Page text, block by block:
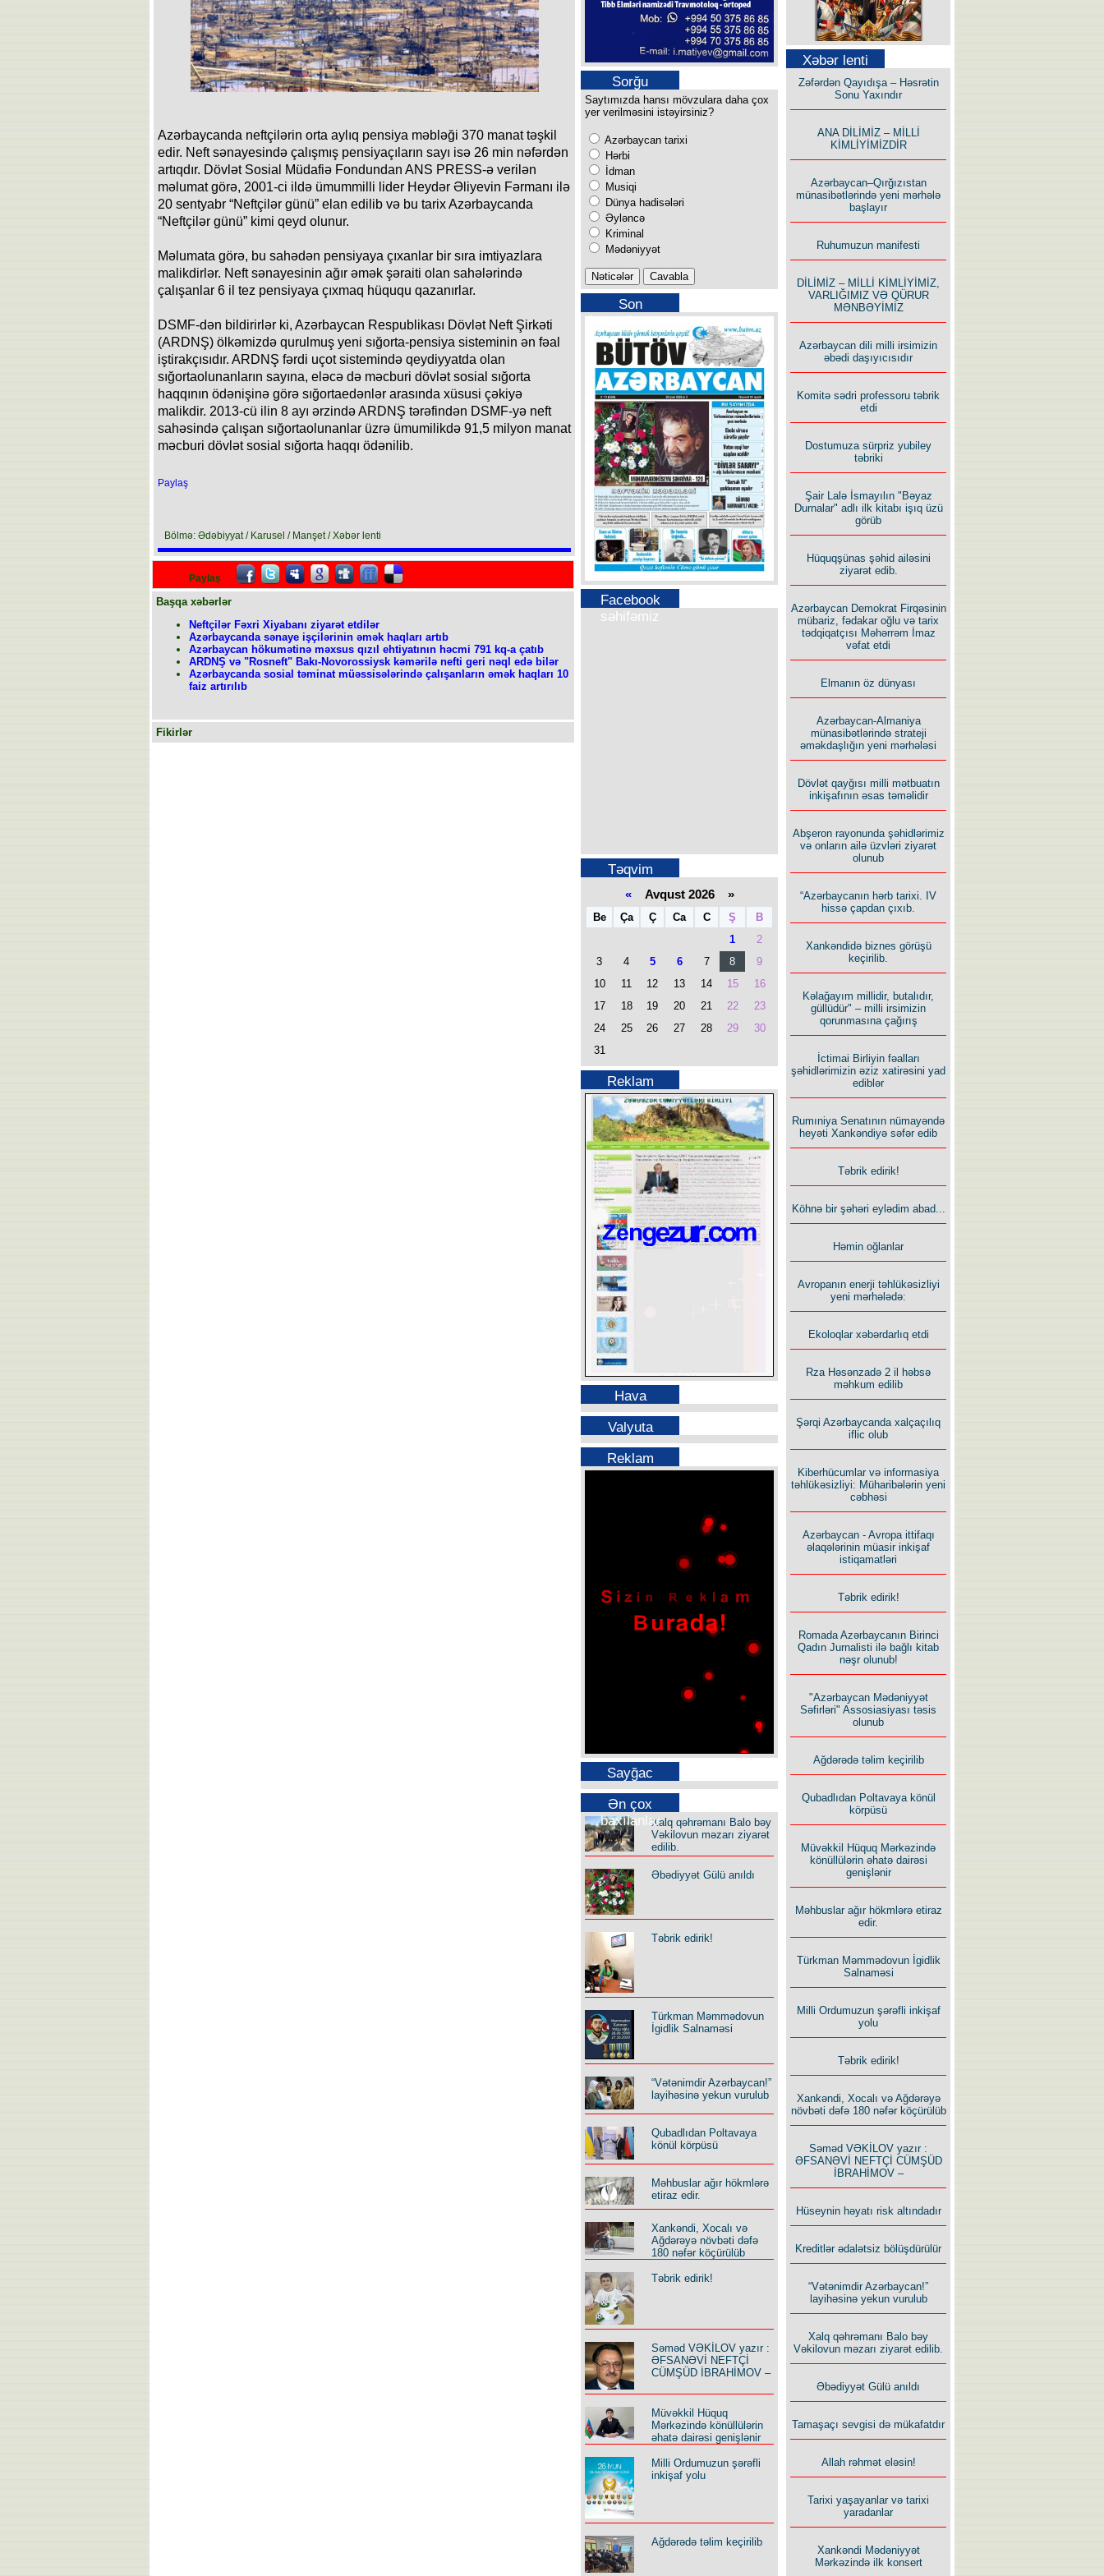
Azərbaycanda neftçilərin orta aylıq pensiya məbləği 370 manat təşkil
edir. Neft sənayesində çalışmış pensiyaçıların sayı isə 26 min nəfərdən
artıqdır. Dövlət Sosial Müdafiə Fondundan ANS PRESS-ə verilən
məlumat görə, 2001-ci ildə ümummilli lider Heydər Əliyevin Fərmanı ilə
20 sentyabr “Neftçilər günü” elan edilib və bu tarix Azərbaycanda
“Neftçilər günü” kimi qeyd olunur.
Məlumata görə, bu sahədən pensiyaya çıxanlar bir sıra imtiyazlara
malikdirlər. Neft sənayesinin ağır əmək şəraiti olan sahələrində
çalışanlar 6 il tez pensiyaya çıxmaq hüququ qazanırlar.
DSMF-dən bildirirlər ki, Azərbaycan Respublikası Dövlət Neft Şirkəti
(ARDNŞ) ölkəmizdə qurulmuş yeni sığorta-pensiya sisteminin ən fəal
iştirakçısıdır. ARDNŞ fərdi uçot sistemində qeydiyyatda olan
sığortaolunanların sayına, eləcə də məcburi dövlət sosial sığorta
haqqının ödənişinə görə sığortaedənlər arasında xüsusi çəkiyə
malikdir. 2013-cü ilin 8 ayı ərzində ARDNŞ tərəfindən DSMF-yə neft
sahəsində çalışan sığortaolunanlar üzrə ümumilikdə 91,5 milyon manat
məcburi dövlət sosial sığorta haqqı ödənilib.
Paylaş
Bölmə: Ədəbiyyat / Karusel / Manşet / Xəbər lenti
Paylaş
Başqa xəbərlər
Neftçilər Fəxri Xiyabanı ziyarət etdilər
Azərbaycanda sənaye işçilərinin əmək haqları artıb
Azərbaycan hökumətinə məxsus qızıl ehtiyatının həcmi 791 kq-a çatıb
ARDNŞ və "Rosneft" Bakı-Novorossiysk kəmərilə nefti geri nəql edə bilər
Azərbaycanda sosial təminat müəssisələrində çalışanların əmək haqları 10
faiz artırılıb
Fikirlər
Sorğu
Saytımızda hansı mövzulara daha çox
yer verilməsini istəyirsiniz?
Azərbaycan tarixi
Hərbi
İdman
Musiqi
Dünya hadisələri
Əyləncə
Kriminal
Mədəniyyət
Son
buraxılışımız
Facebook
səhifəmiz
Təqvim
«Avqust 2026 »
Be Ça Ç Ca C Ş
B
1
2
3
4 5 6 7 8
9
10
11 12 13 14 15
16
17
18 19 20 21 22
23
24
25 26 27 28 29
30
31
Reklam
Hava
Valyuta
Reklam
Sayğac
Ən çox
baxılanlarXalq qəhrəmanı Balo bəy
Vəkilovun məzarı ziyarət
edilib.
Əbədiyyət Gülü anıldı
Təbrik edirik!
Türkman Məmmədovun
İgidlik Salnaməsi
“Vətənimdir Azərbaycan!”
layihəsinə yekun vurulub
Qubadlıdan Poltavaya
könül körpüsü
Məhbuslar ağır hökmlərə
etiraz edir.
Xankəndi, Xocalı və
Ağdərəyə növbəti dəfə
180 nəfər köçürülüb
Təbrik edirik!
Səməd VƏKİLOV yazır :
ƏFSANƏVİ NEFTÇİ
CÜMŞÜD İBRAHİMOV –
Müvəkkil Hüquq
Mərkəzində könüllülərin
əhatə dairəsi genişlənir
Milli Ordumuzun şərəfli
inkişaf yolu
Ağdərədə təlim keçirilib
Səfər Alışarlı yazır
Uzun yolun Yolçusu
Rusiyanın süqutunu qaçılmaz
edən beş şərt
Xəbər lenti
Zəfərdən Qayıdışa – Həsrətin
Sonu Yaxındır
ANA DİLİMİZ – MİLLİ
KİMLİYİMİZDİR
Azərbaycan–Qırğızıstan
münasibətlərində yeni mərhələ
başlayır
Ruhumuzun manifesti
DİLİMİZ – MİLLİ KİMLİYİMİZ,
VARLIĞIMIZ VƏ QÜRUR
MƏNBƏYİMİZ
Azərbaycan dili milli irsimizin
əbədi daşıyıcısıdır
Komitə sədri professoru təbrik
etdi
Dostumuza sürpriz yubiley
təbriki
Şair Lalə İsmayılın "Bəyaz
Durnalar" adlı ilk kitabı işıq üzü
görüb
Hüquqşünas şəhid ailəsini
ziyarət edib.
Azərbaycan Demokrat Firqəsinin
mübariz, fədakar oğlu və tarix
tədqiqatçısı Məhərrəm İmaz
vəfat etdi
Elmanın öz dünyası
Azərbaycan-Almaniya
münasibətlərində strateji
əməkdaşlığın yeni mərhələsi
Dövlət qayğısı milli mətbuatın
inkişafının əsas təməlidir
Abşeron rayonunda şəhidlərimiz
və onların ailə üzvləri ziyarət
olunub
“Azərbaycanın hərb tarixi. IV
hissə çapdan çıxıb.
Xankəndidə biznes görüşü
keçirilib.
Kəlağayım millidir, butalıdır,
güllüdür" – milli irsimizin
qorunmasına çağırış
İctimai Birliyin fəalları
şəhidlərimizin əziz xatirəsini yad
ediblər
Rumıniya Senatının nümayəndə
heyəti Xankəndiyə səfər edib
Təbrik edirik!
Köhnə bir şəhəri eylədim abad...
Həmin oğlanlar
Avropanın enerji təhlükəsizliyi
yeni mərhələdə:
Ekoloqlar xəbərdarlıq etdi
Rza Həsənzadə 2 il həbsə
məhkum edilib
Şərqi Azərbaycanda xalçaçılıq
iflic olub
Kiberhücumlar və informasiya
təhlükəsizliyi: Müharibələrin yeni
cəbhəsi
Azərbaycan - Avropa ittifaqı
əlaqələrinin müasir inkişaf
istiqamatləri
Təbrik edirik!
Romada Azərbaycanın Birinci
Qadın Jurnalisti ilə bağlı kitab
nəşr olunub!
"Azərbaycan Mədəniyyət
Səfirləri" Assosiasiyası təsis
olunub
Ağdərədə təlim keçirilib
Qubadlıdan Poltavaya könül
körpüsü
Müvəkkil Hüquq Mərkəzində
könüllülərin əhatə dairəsi
genişlənir
Məhbuslar ağır hökmlərə etiraz
edir.
Türkman Məmmədovun İgidlik
Salnaməsi
Milli Ordumuzun şərəfli inkişaf
yolu
Təbrik edirik!
Xankəndi, Xocalı və Ağdərəyə
növbəti dəfə 180 nəfər köçürülüb
Səməd VƏKİLOV yazır :
ƏFSANƏVİ NEFTÇİ CÜMŞÜD
İBRAHİMOV –
Hüseynin həyatı risk altındadır
Kreditlər ədalətsiz bölüşdürülür
“Vətənimdir Azərbaycan!”
layihəsinə yekun vurulub
Xalq qəhrəmanı Balo bəy
Vəkilovun məzarı ziyarət edilib.
Əbədiyyət Gülü anıldı
Tamaşaçı sevgisi də mükafatdır
Allah rəhmət eləsin!
Tarixi yaşayanlar və tarixi
yaradanlar
Xankəndi Mədəniyyət
Mərkəzində ilk konsert